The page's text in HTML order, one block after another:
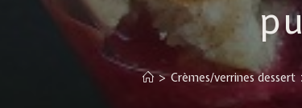
> Crèmes/verrines dessert